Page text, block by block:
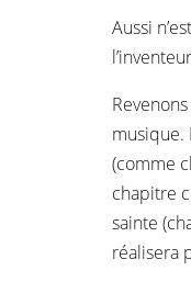
Aussi
musique.
(comme
chapitre
sainte
réalisera